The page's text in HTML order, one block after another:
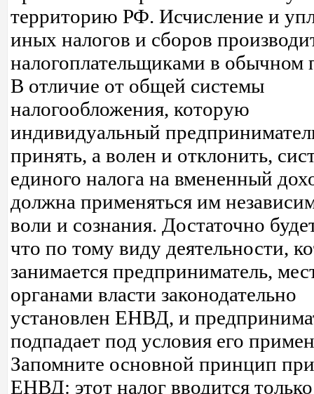
территорию РФ. Исчисление и
иных налогов и сборов
налогоплательщиками в обычном
В отличие от общей системы
налогообложения, которую
индивидуальный
принять, а волен и отклонить,
единого налога на вмененный
должна применяться им
воли и сознания. Достаточно
что по тому виду деятельности,
занимается предприниматель,
органами власти законодательно
установлен ЕНВД, и
подпадает под условия его
Запомните основной принцип
ЕНВД: этот налог вводится